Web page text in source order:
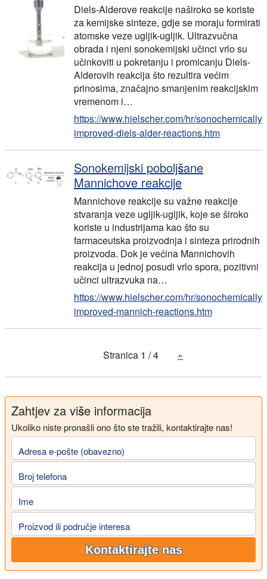
Diels-Alderove reakcije naširoko se koriste
za kemijske sinteze, gdje se moraju formirati
atomske veze ugljik-ugljik. Ultrazvučna
obrada i njeni sonokemijski učinci vrlo su
učinkoviti u pokretanju i promicanju Diels-
Alderovih reakcija što rezultira većim
prinosima, značajno smanjenim reakcijskim
vremenom i…
https://www.hielscher.com/hr/sonochemically-
improved-diels-alder-reactions.htm
Sonokemijski poboljšane
Mannichove reakcije
Mannichove reakcije su važne reakcije
stvaranja veze ugljik-ugljik, koje se široko
koriste u industrijama kao što su
farmaceutska proizvodnja i sinteza prirodnih
proizvoda. Dok je većina Mannichovih
reakcija u jednoj posudi vrlo spora, pozitivni
učinci ultrazvuka na…
https://www.hielscher.com/hr/sonochemically-
improved-mannich-reactions.htm
Stranica 1 / 4 »
Zahtjev za više informacija
Ukoliko niste pronašli ono što ste tražili, kontaktirajte nas!
Adresa e-pošte (obavezno)
Broj telefona
Ime
Proizvod ili područje interesa
Kontaktirajte nas